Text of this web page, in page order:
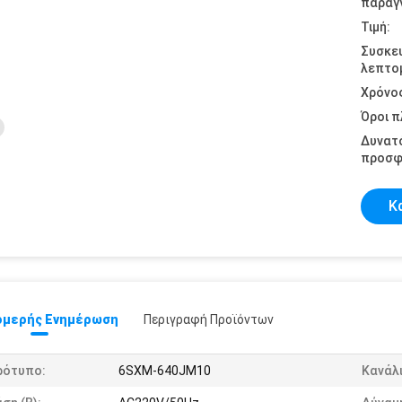
Τιμή:
Όροι
Ενημέρωση Περιγραφή Προϊόντων
6SXM-640JM10